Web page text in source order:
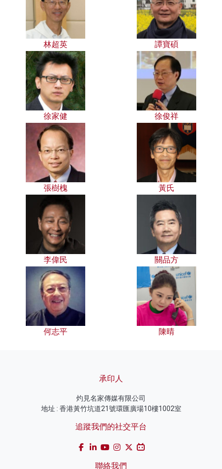
林超英 譚寶碩
徐家健 徐俊祥
張樹槐 黃氏
李偉民 關品方
何志平 陳晴
承印人
灼見名家傳媒有限公司
地址 : 香港黃竹坑道21號環匯廣場10樓1002室
追蹤我們的社交平台
聯絡我們